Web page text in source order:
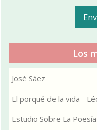
Los
José Sáez
El porqué de la vida -
Estudio Sobre La